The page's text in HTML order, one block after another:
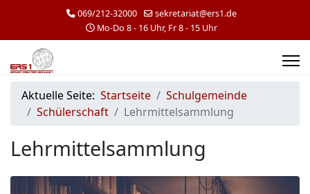
069/212-32000
sekretariat@ers1.de
Mo-Do 8 - 16 Uhr, Fr 8 - 15 Uhr
Aktuelle Seite: Startseite
Schulgemeinde
Schülerschaft
Lehrmittelsammlung
Lehrmittelsammlung